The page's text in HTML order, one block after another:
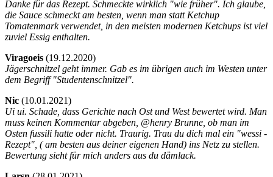
Danke für das Rezept. Schmeckte wirklich "wie früher". Ich glaube,
die Sauce schmeckt am besten, wenn man statt Ketchup
Tomatenmark verwendet, in den meisten modernen Ketchups ist viel
zuviel Essig enthalten.
Viragoeis (19.12.2020)
Jägerschnitzel geht immer. Gab es im übrigen auch im Westen unter
dem Begriff "Studentenschnitzel".
Nic (10.01.2021)
Ui ui. Schade, dass Gerichte nach Ost und West bewertet wird. Man
muss keinen Kommentar abgeben, @henry Brunne, ob man im
Osten fussili hatte oder nicht. Traurig. Trau du dich mal ein "wessi -
Rezept", ( am besten aus deiner eigenen Hand) ins Netz zu stellen.
Bewertung sieht für mich anders aus du dämlack.